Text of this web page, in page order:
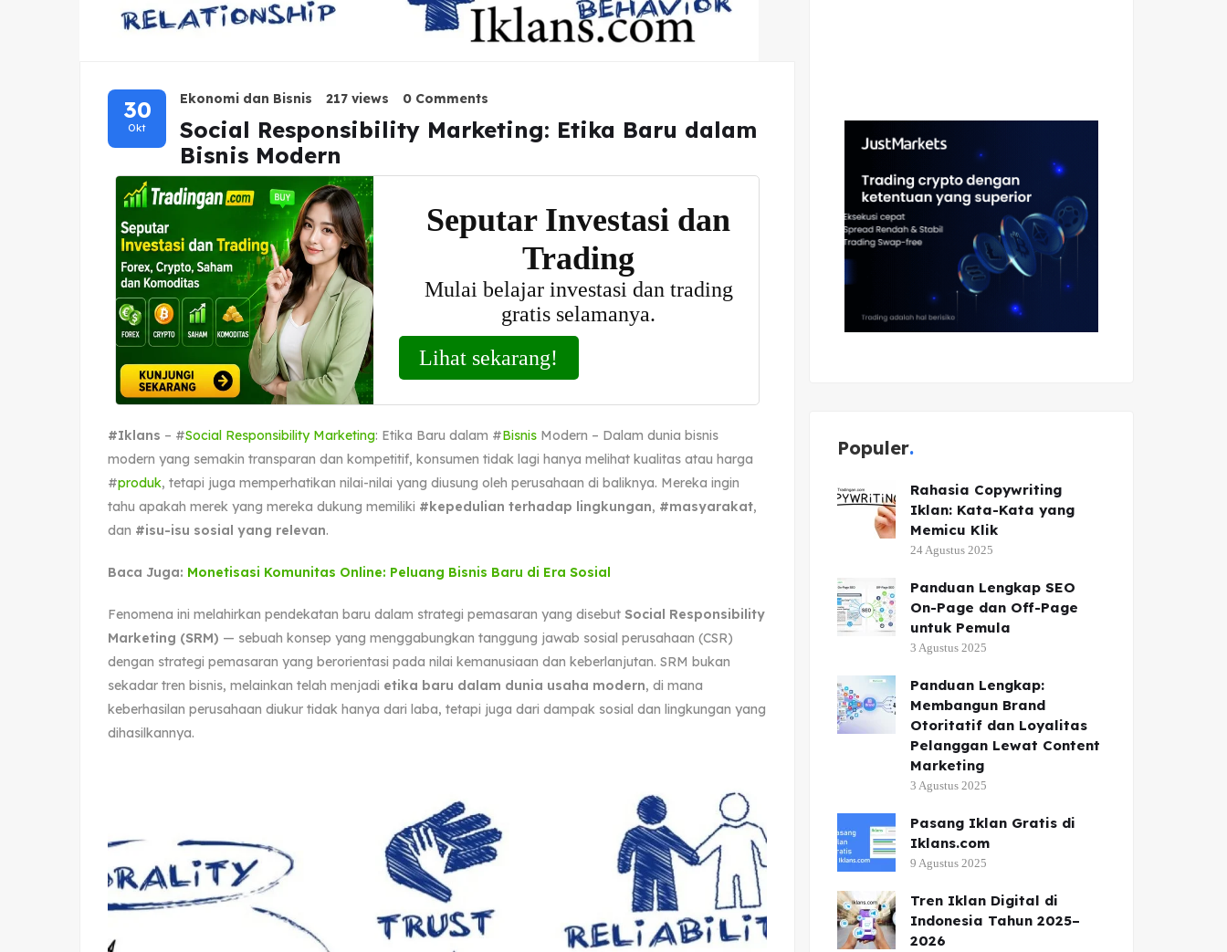
30
Okt
Ekonomi dan Bisnis 217 views 0 Comments
Social Responsibility Marketing: Etika Baru dalam
Bisnis Modern
#Iklans – #Social Responsibility Marketing: Etika Baru dalam #Bisnis Modern – Dalam dunia bisnis
modern yang semakin transparan dan kompetitif, konsumen tidak lagi hanya melihat kualitas atau harga
#produk, tetapi juga memperhatikan nilai-nilai yang diusung oleh perusahaan di baliknya. Mereka ingin
tahu apakah merek yang mereka dukung memiliki #kepedulian terhadap lingkungan, #masyarakat,
dan #isu-isu sosial yang relevan.
Baca Juga: Monetisasi Komunitas Online: Peluang Bisnis Baru di Era Sosial
Fenomena ini melahirkan pendekatan baru dalam strategi pemasaran yang disebut Social Responsibility
Marketing (SRM) — sebuah konsep yang menggabungkan tanggung jawab sosial perusahaan (CSR)
dengan strategi pemasaran yang berorientasi pada nilai kemanusiaan dan keberlanjutan. SRM bukan
sekadar tren bisnis, melainkan telah menjadi etika baru dalam dunia usaha modern, di mana
keberhasilan perusahaan diukur tidak hanya dari laba, tetapi juga dari dampak sosial dan lingkungan yang
dihasilkannya.
Populer
Rahasia Copywriting
Iklan: Kata-Kata yang
Memicu Klik
24 Agustus 2025
Panduan Lengkap SEO
On-Page dan Off-Page
untuk Pemula
3 Agustus 2025
Panduan Lengkap:
Membangun Brand
Otoritatif dan Loyalitas
Pelanggan Lewat Content
Marketing
3 Agustus 2025
Pasang Iklan Gratis di
Iklans.com
9 Agustus 2025
Tren Iklan Digital di
Indonesia Tahun 2025–
2026